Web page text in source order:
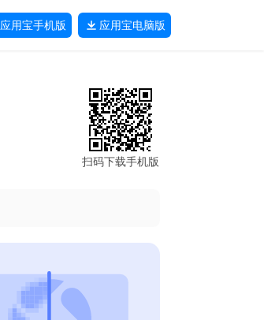
应用宝手机版 应用宝电脑版
扫码下载手机版